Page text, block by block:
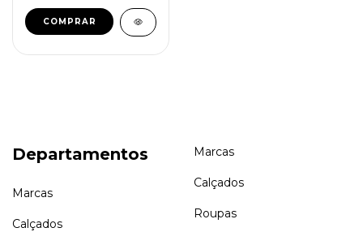
Departamentos
Marcas
Calçados
Marcas
Calçados
Roupas